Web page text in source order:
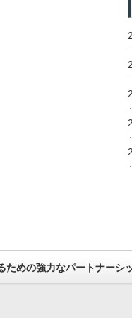
ための強力なパートナーシ